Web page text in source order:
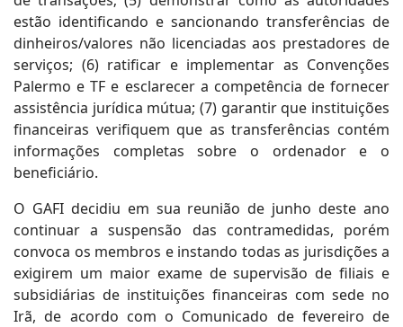
estão identificando e sancionando transferências de
dinheiros/valores não licenciadas aos prestadores de
serviços; (6) ratificar e implementar as Convenções
Palermo e TF e esclarecer a competência de fornecer
assistência jurídica mútua; (7) garantir que instituições
financeiras verifiquem que as transferências contém
informações completas sobre o ordenador e o
beneficiário.
O GAFI decidiu em sua reunião de junho deste ano
continuar a suspensão das contramedidas, porém
convoca os membros e instando todas as jurisdições a
exigirem um maior exame de supervisão de filiais e
subsidiárias de instituições financeiras com sede no
Irã, de acordo com o Comunicado de fevereiro de